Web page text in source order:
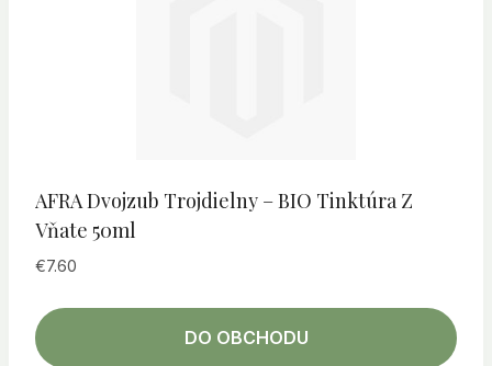
AFRA Dvojzub Trojdielny – BIO Tinktúra Z
Vňate 50ml
€7.60
DO OBCHODU